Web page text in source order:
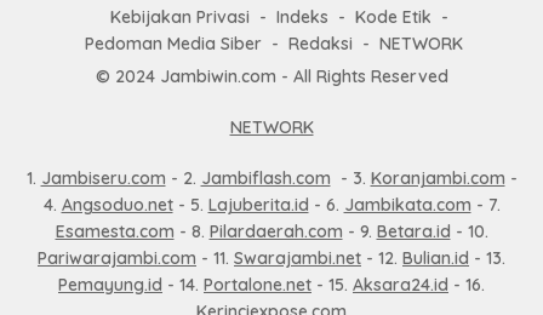
Kebijakan Privasi Indeks
Kode Etik
Pedoman Media Siber
Redaksi
NETWORK
© 2024 Jambiwin.com - All Rights Reserved
NETWORK
1. Jambiseru.com - 2. Jambiflash.com - 3. Koranjambi.com -
4. Angsoduo.net- 5. Lajuberita.id - 6. Jambikata.com - 7.
Esamesta.com - 8. Pilardaerah.com - 9. Betara.id - 10.
Pariwarajambi.com - 11. Swarajambi.net - 12. Bulian.id - 13.
Pemayung.id - 14. Portalone.net - 15. Aksara24.id - 16.